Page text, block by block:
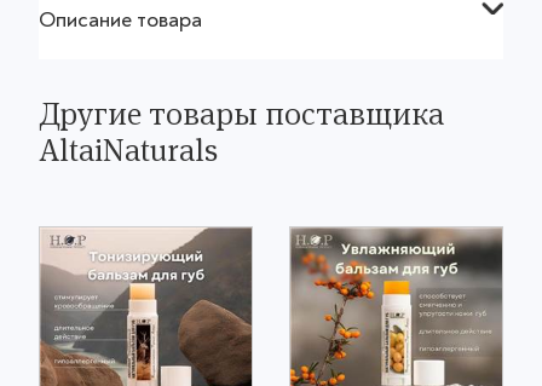
Описание товара
Другие товары поставщика
AltaiNaturals